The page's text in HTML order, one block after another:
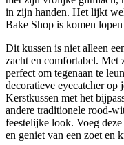
in zijn handen. Het lijkt
Bake Shop is komen
Dit kussen is niet alleen
zacht en comfortabel. Met
perfect om tegenaan te
decoratieve eyecatcher
Kerstkussen met het
andere traditionele rood-
feestelijke look. Voeg
en geniet van een zoet en